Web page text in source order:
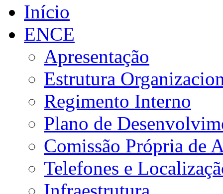
Início
ENCE
Apresentação
Estrutura
Regimento Interno
Plano de
Comissão Própria de
Telefones e